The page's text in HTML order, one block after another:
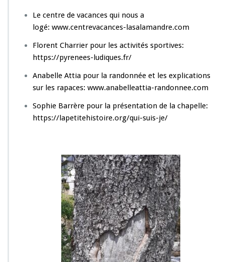
Le centre de vacances qui nous a
logé: www.centrevacances-lasalamandre.com
Florent Charrier pour les activités sportives:
https://pyrenees-ludiques.fr/
Anabelle Attia pour la randonnée et les explications
sur les rapaces: www.anabelleattia-randonnee.com
Sophie Barrère pour la présentation de la chapelle:
https://lapetitehistoire.org/qui-suis-je/